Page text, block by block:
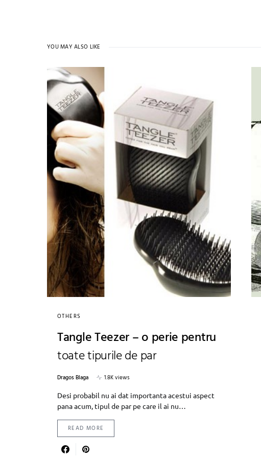
YOU MAY ALSO LIKE
OTHERS
Tangle Teezer – o perie pentru
toate tipurile de par
Dragos Blaga
1.8K views
Desi probabil nu ai dat importanta acestui aspect
pana acum, tipul de par pe care il ai nu…
READ MORE